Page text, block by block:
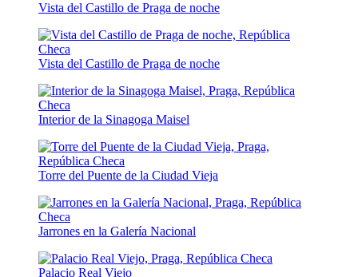
Vista del Castillo de Praga de noche
Vista del Castillo de Praga de noche
Interior de la Sinagoga Maisel
Torre del Puente de la Ciudad Vieja
Jarrones en la Galería Nacional
Palacio Real Viejo